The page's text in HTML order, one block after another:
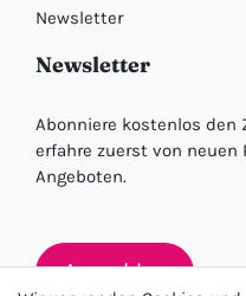
Newsletter
Newsletter
Abonniere kostenlos
erfahre zuerst von neuen
Angeboten.
Anmelden